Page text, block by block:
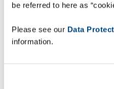
be referred to here as
Please see our Data
information.
secteur Pharma &
remplissant le
d’inscription !